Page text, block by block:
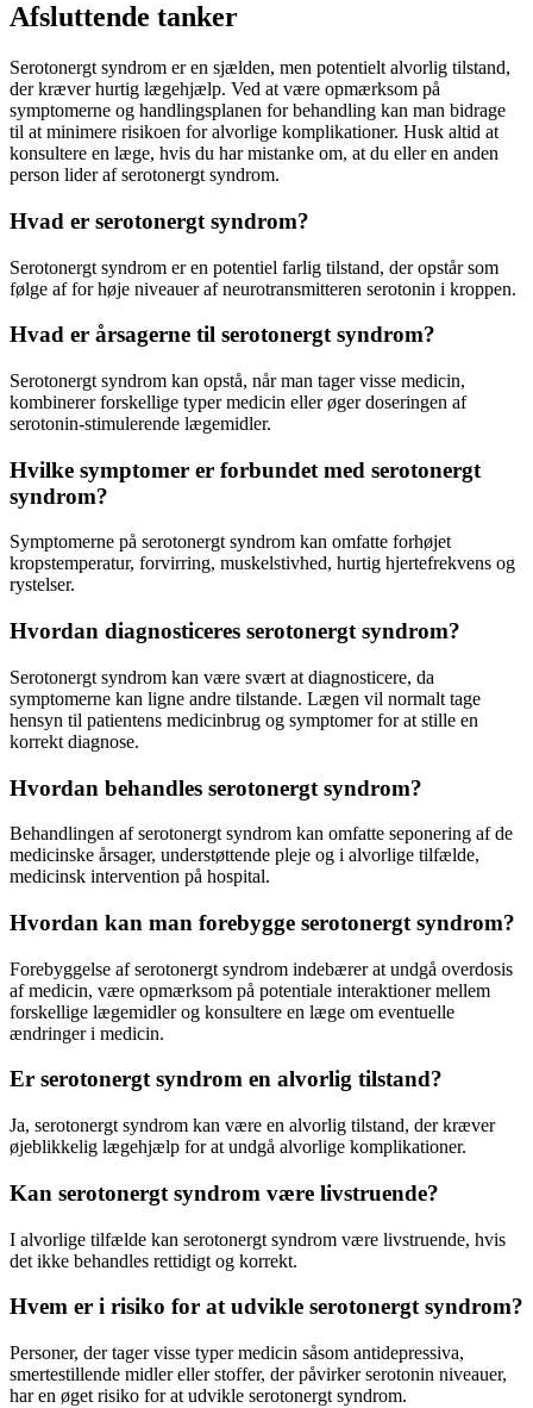
Afsluttende tanker
Serotonergt syndrom er en sjælden, men potentielt alvorlig tilstand,
der kræver hurtig lægehjælp. Ved at være opmærksom på
symptomerne og handlingsplanen for behandling kan man bidrage
til at minimere risikoen for alvorlige komplikationer. Husk altid at
konsultere en læge, hvis du har mistanke om, at du eller en anden
person lider af serotonergt syndrom.
Hvad er serotonergt syndrom?
Serotonergt syndrom er en potentiel farlig tilstand, der opstår som
følge af for høje niveauer af neurotransmitteren serotonin i kroppen.
Hvad er årsagerne til serotonergt syndrom?
Serotonergt syndrom kan opstå, når man tager visse medicin,
kombinerer forskellige typer medicin eller øger doseringen af
serotonin-stimulerende lægemidler.
Hvilke symptomer er forbundet med serotonergt
syndrom?
Symptomerne på serotonergt syndrom kan omfatte forhøjet
kropstemperatur, forvirring, muskelstivhed, hurtig hjertefrekvens og
rystelser.
Hvordan diagnosticeres serotonergt syndrom?
Serotonergt syndrom kan være svært at diagnosticere, da
symptomerne kan ligne andre tilstande. Lægen vil normalt tage
hensyn til patientens medicinbrug og symptomer for at stille en
korrekt diagnose.
Hvordan behandles serotonergt syndrom?
Behandlingen af serotonergt syndrom kan omfatte seponering af de
medicinske årsager, understøttende pleje og i alvorlige tilfælde,
medicinsk intervention på hospital.
Hvordan kan man forebygge serotonergt syndrom?
Forebyggelse af serotonergt syndrom indebærer at undgå overdosis
af medicin, være opmærksom på potentiale interaktioner mellem
forskellige lægemidler og konsultere en læge om eventuelle
ændringer i medicin.
Er serotonergt syndrom en alvorlig tilstand?
Ja, serotonergt syndrom kan være en alvorlig tilstand, der kræver
øjeblikkelig lægehjælp for at undgå alvorlige komplikationer.
Kan serotonergt syndrom være livstruende?
I alvorlige tilfælde kan serotonergt syndrom være livstruende, hvis
det ikke behandles rettidigt og korrekt.
Hvem er i risiko for at udvikle serotonergt syndrom?
Personer, der tager visse typer medicin såsom antidepressiva,
smertestillende midler eller stoffer, der påvirker serotonin niveauer,
har en øget risiko for at udvikle serotonergt syndrom.